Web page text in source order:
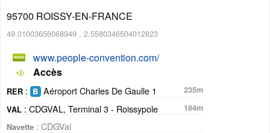
95700 ROISSY-EN-FRANCE
49.01003656068949 , 2.5580346504012823
www.people-convention.com/
Accès
RER : Aéroport Charles De Gaulle 1
235m
VAL : CDGVAL, Terminal 3 - Roissypole
184m
Navette : CDGVal